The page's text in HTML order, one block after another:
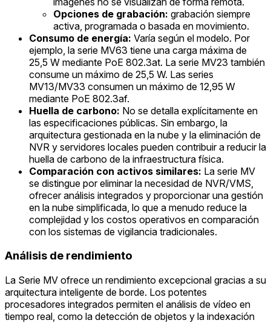
Opciones de grabación: grabación siempre
activa, programada o basada en movimiento.
Consumo de energía: Varía según el modelo. Por
ejemplo, la serie MV63 tiene una carga máxima de
25,5 W mediante PoE 802.3at. La serie MV23 también
consume un máximo de 25,5 W. Las series
MV13/MV33 consumen un máximo de 12,95 W
mediante PoE 802.3af.
Huella de carbono: No se detalla explícitamente en
las especificaciones públicas. Sin embargo, la
arquitectura gestionada en la nube y la eliminación de
NVR y servidores locales pueden contribuir a reducir la
huella de carbono de la infraestructura física.
Comparación con activos similares: La serie MV
se distingue por eliminar la necesidad de NVR/VMS,
ofrecer análisis integrados y proporcionar una gestión
en la nube simplificada, lo que a menudo reduce la
complejidad y los costos operativos en comparación
con los sistemas de vigilancia tradicionales.
Análisis de rendimiento
La Serie MV ofrece un rendimiento excepcional gracias a su
arquitectura inteligente de borde. Los potentes
procesadores integrados permiten el análisis de vídeo en
tiempo real, como la detección de objetos y la indexación